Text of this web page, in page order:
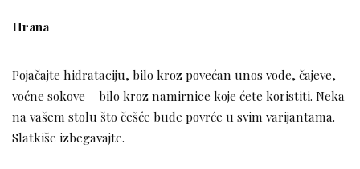
Hrana
Pojačajte hidrataciju, bilo kroz povećan unos vode, čajeve,
voćne sokove – bilo kroz namirnice koje ćete koristiti. Neka
na vašem stolu što češće bude povrće u svim varijantama.
Slatkiše izbegavajte.